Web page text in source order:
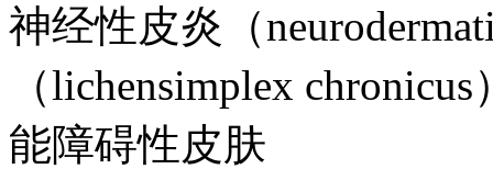
神经性皮炎（
（lichensimplex
能障碍性皮肤